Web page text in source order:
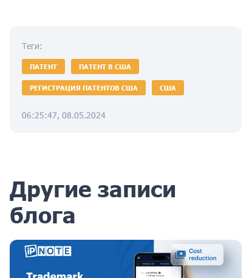
Теги:
ПАТЕНТ ПАТЕНТ В США
РЕГИСТРАЦИЯ ПАТЕНТОВ США США
06:25:47, 08.05.2024
Другие записи
блога